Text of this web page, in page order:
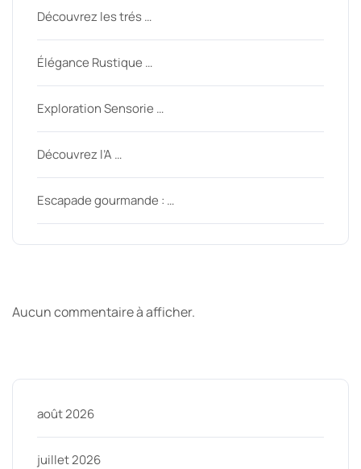
Découvrez les trés …
Élégance Rustique …
Exploration Sensorie …
Découvrez l’A …
Escapade gourmande : …
Aucun commentaire à afficher.
août 2026
juillet 2026